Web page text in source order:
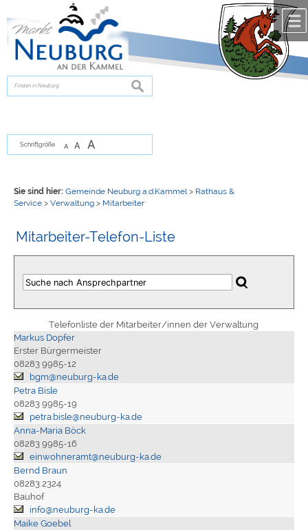
zur Navigationoder
springen.
suchen
Schriftgröße A A A
Sie sind hier: Gemeinde Neuburg a.d.Kammel > Rathaus &
Service> Verwaltung> Mitarbeiter
Mitarbeiter-Telefon-Liste
Telefonliste der Mitarbeiter/innen der Verwaltung
Markus Dopfer
Erster Bürgermeister
08283 9985-12
bgm@neuburg-ka.de
Petra Bisle
08283 9985-19
petra.bisle@neuburg-ka.de
Anna-Maria Böck
08283 9985-16
einwohneramt@neuburg-ka.de
Bernd Braun
08283 2324
Bauhof
info@neuburg-ka.de
Maike Goebel